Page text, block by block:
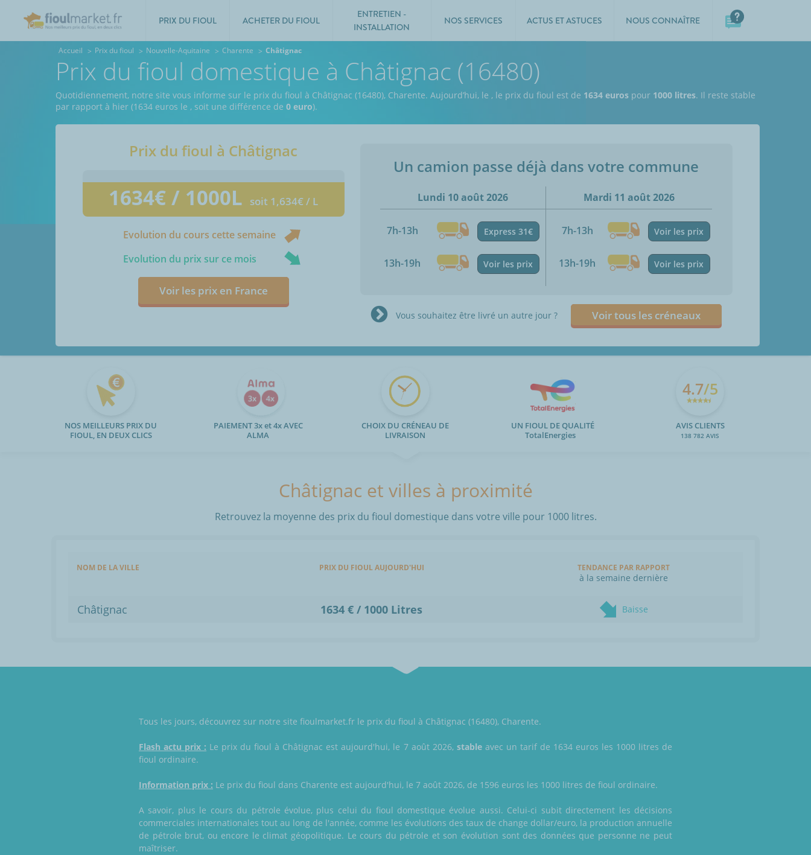
PRIX DU FIOUL ACHETER DU FIOUL
ENTRETIEN -
INSTALLATION
NOS SERVICES ACTUS ET ASTUCES NOUS CONNAÎTRE
Accueil Prix du fioul Nouvelle-Aquitaine Charente Châtignac
Prix du fioul domestique à Châtignac (16480)
Quotidiennement, notre site vous informe sur le prix du fioul à Châtignac (16480), Charente. Aujourd’hui, le , le prix du fioul est de 1634 euros pour 1000 litres. Il reste stable
par rapport à hier (1634 euros le , soit une différence de 0 euro).
Prix du fioul à Châtignac
1634€ / 1000L soit 1,634€ / L
Evolution du cours cette semaine
Evolution du prix sur ce mois
Voir les prix en France
Un camion passe déjà dans votre commune
Lundi 10 août 2026
7h-13h Express 31€
13h-19h Voir les prix
Mardi 11 août 2026
7h-13h Voir les prix
13h-19h Voir les prix
Vous souhaitez être livré un autre jour ? Voir tous les créneaux
NOS MEILLEURS PRIX DU
FIOUL, EN DEUX CLICS
PAIEMENT 3x et 4x AVEC
ALMA
CHOIX DU CRÉNEAU DE
LIVRAISON
UN FIOUL DE QUALITÉ
TotalEnergies
4.7/5
AVIS CLIENTS
138 782 AVIS
Châtignac et villes à proximité
Retrouvez la moyenne des prix du fioul domestique dans votre ville pour 1000 litres.
NOM DE LA VILLE PRIX DU FIOUL AUJOURD'HUI TENDANCE PAR RAPPORT
à la semaine dernière
Châtignac 1634 € / 1000 Litres Baisse
Tous les jours, découvrez sur notre site fioulmarket.fr le prix du fioul à Châtignac (16480), Charente.
Flash actu prix : Le prix du fioul à Châtignac est aujourd'hui, le 7 août 2026, stableavec un tarif de 1634 euros les 1000 litres de
fioul ordinaire.
Information prix : Le prix du fioul dans Charente est aujourd'hui, le 7 août 2026, de 1596 euros les 1000 litres de fioul ordinaire.
A savoir, plus le cours du pétrole évolue, plus celui du fioul domestique évolue aussi. Celui-ci subit directement les décisions
commerciales internationales tout au long de l'année, comme les évolutions des taux de change dollar/euro, la production annuelle
de pétrole brut, ou encore le climat géopolitique. Le cours du pétrole et son évolution sont des données que personne ne peut
maîtriser.